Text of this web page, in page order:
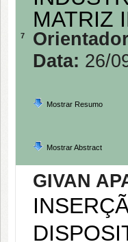
7
MATRIZ
Data: 26/
Mostrar Resumo
Mostrar Abstract
GIVAN